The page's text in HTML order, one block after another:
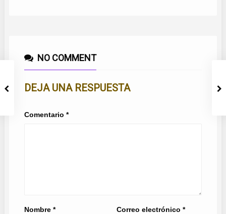
NO COMMENT
DEJA UNA RESPUESTA
Comentario *
Nombre * Correo electrónico*